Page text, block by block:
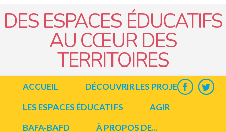
DES ESPACES ÉDUCATIFS
AU CŒUR DES
TERRITOIRES
ACCUEIL
DÉCOUVRIR LES PROJETS
LES ESPACES ÉDUCATIFS
AGIR
BAFA-BAFD
À PROPOS DE...